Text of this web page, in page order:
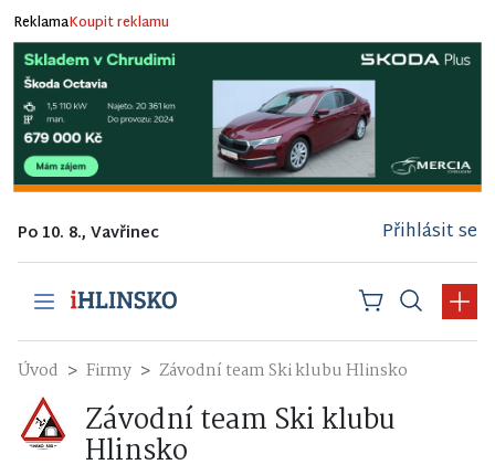
ReklamaKoupit reklamu
Po 10. 8., Vavřinec Přihlásit se
Úvod Firmy Závodní team Ski klubu Hlinsko
Závodní team Ski klubu
Hlinsko